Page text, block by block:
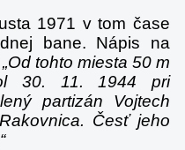
1971 v tom čase
bane. Nápis na
„Od tohto miesta 50 m
30. 11. 1944 pri
partizán Vojtech
Česť jeho